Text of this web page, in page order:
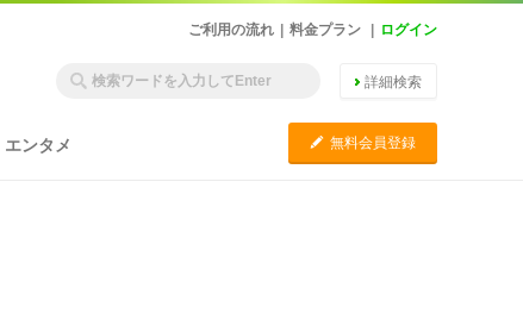
ご利用の流れ 料金プラン ログイン
詳細検索
エンタメ C 無料会員登録